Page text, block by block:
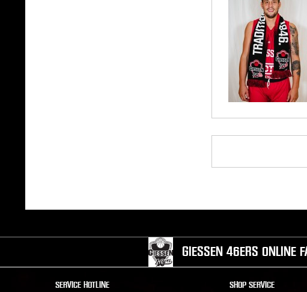
GIESSEN 46ERS ONLINE
SERVICE HOTLINE SHOP SERVICE